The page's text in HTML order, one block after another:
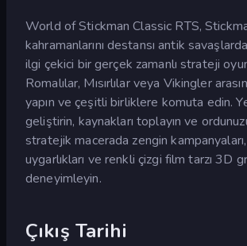
World of Stickman Classic RTS,
kahramanlarını destansı antik
ilgi çekici bir gerçek zamanlı strateji
Romalılar, Mısırlılar veya Vikingler
yapın ve çeşitli birliklere komuta edin.
geliştirin, kaynakları toplayın ve
stratejik macerada zengin
uygarlıkları ve renkli çizgi film tarzı 3D
deneyimleyin.
Çıkış Tarihi